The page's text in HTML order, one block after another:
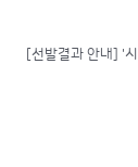
[선발결과 안내] '